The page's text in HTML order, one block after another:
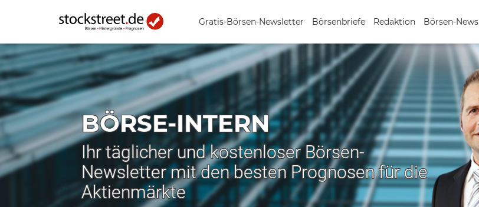
Gratis-Börsen-Newsletter Börsenbriefe Redaktion Börsen-News
BÖRSE-INTERN
Ihr täglicher und kostenloser Börsen-
Newsletter mit den besten Prognosen für die
Aktienmärkte